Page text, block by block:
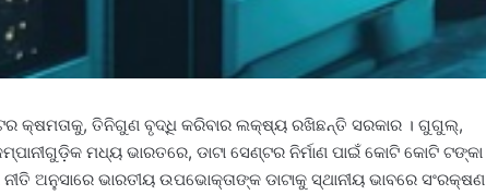
କ୍ଷମତାକୁ, ତିନିଗୁଣ ବୃଦ୍ଧି କରିବାର ଲକ୍ଷ୍ୟ ରଖିଛନ୍ତି ସରକାର । ଗୁଗୁଲ୍,
ମଧ୍ୟ ଭାରତରେ, ଡାଟା ସେଣ୍ଟର ନିର୍ମାଣ ପାଇଁ କୋଟି କୋଟି ଟଙ୍କା
ଅନୁସାରେ ଭାରତୀୟ ଉପଭୋକ୍ତାଙ୍କ ଡାଟାକୁ ସ୍ଥାନୀୟ ଭାବରେ ସଂରକ୍ଷଣ